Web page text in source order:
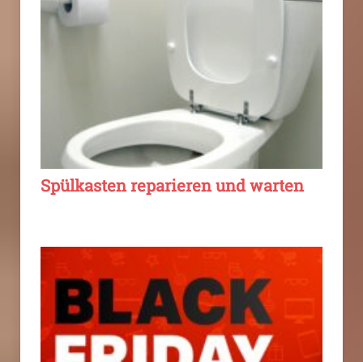
Spülkasten reparieren und warten